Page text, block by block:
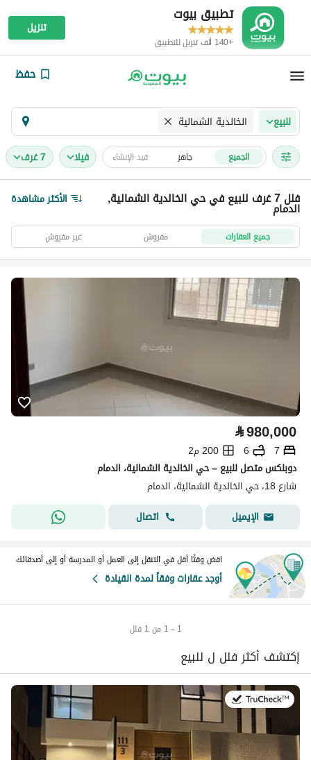
تطبيق بيوت
+140 ألف تنزيل للتطبيق
تنزيل
حفظ
للبيع الخالدية الشمالية
الجميع جاهز قيد الإنشاء فیلا 7 غرف
فلل 7 غرف للبيع في حي الخالدية الشمالية,الدمام الأكثر مشاهدة
جميع العقارات مفروش غير مفروش
⃁980,000
7
6
200 م2
دوبلكس متصل للبيع – حي الخالدية الشمالية، الدمام
شارع 18، حي الخالدية الشمالية، الدمام
الإيميل
اتصال
اقض وقتًا أقل في التنقل إلى العمل أو المدرسة أو إلى أصدقائك
أوجد عقارات وفقاً لمدة القيادة
1 - 1 من 1 فلل
إكتشف أكثر فلل ل للبيع
في:26 يوليو 2026